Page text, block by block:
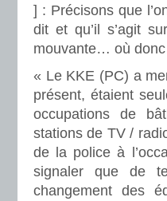
] : Précisons que
dit et qu’il s’agit
mouvante… où
« Le KKE (PC) a
présent, étaient
occupations de
stations de TV /
de la police à
signaler que de
changement des